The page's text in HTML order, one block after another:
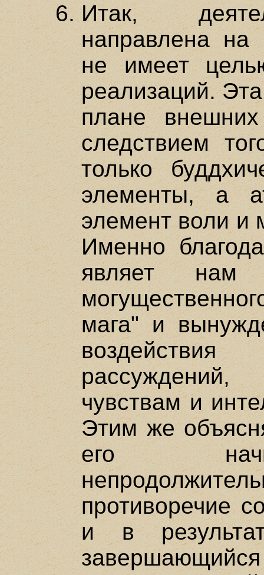
Итак,
направлена на
не имеет
реализаций.
плане
следствием
только
элементы, а
элемент воли и
Именно
являет нам
мага" и
чувствам и
Этим же
его
противоречие
и в